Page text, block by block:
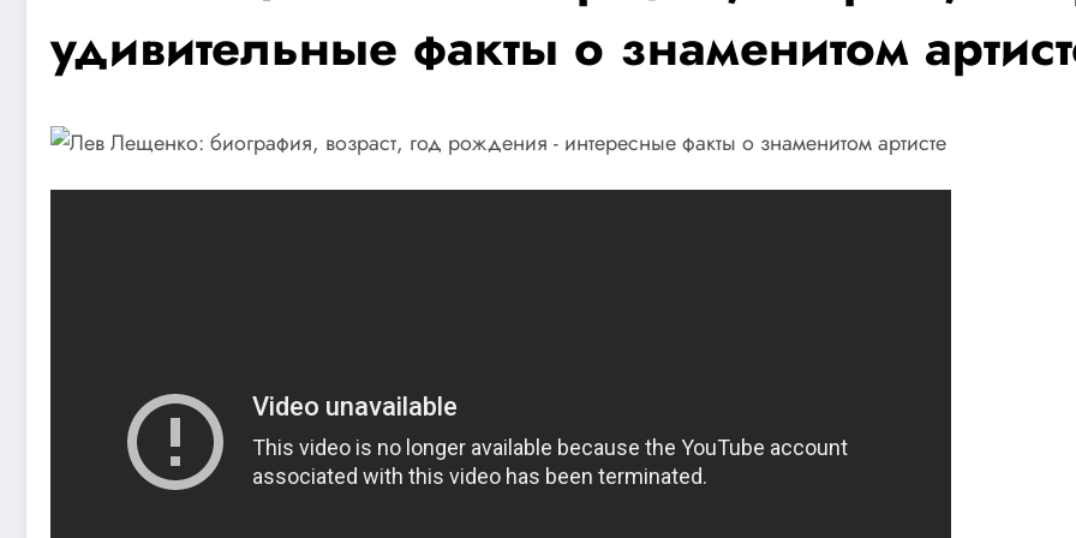
удивительные факты о знаменитом